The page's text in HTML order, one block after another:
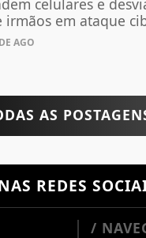
celulares e
irmãos em ataque
AGO
AS
REDES
/